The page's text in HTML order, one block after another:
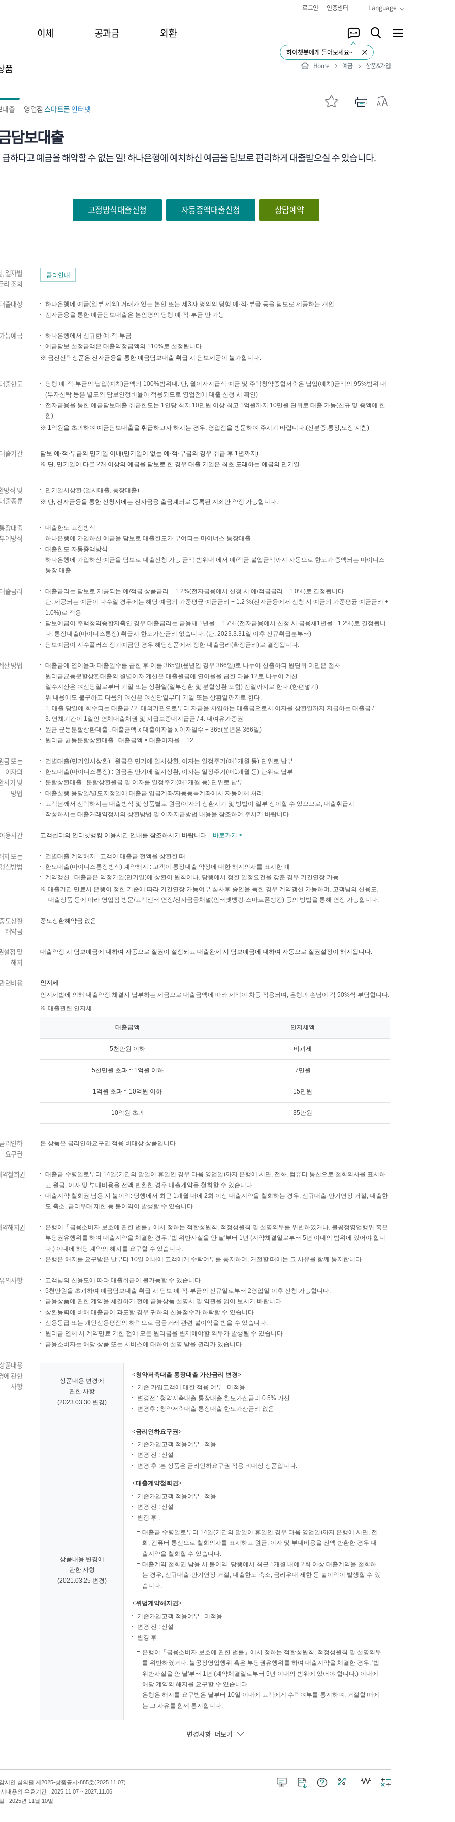
로그인 인증센터 Language
이체 공과금 외환
품
하이챗봇에게 물어보세요~
Home
예금 상품&가입
대출 영업점 스마트폰 인터넷
담보대출
하다고 예금을 해약할 수 없는 일! 하나은행에 예치하신 예금을 담보로 편리하게 대출받으실 수 있습니다.
고정방식대출신청 자동증액대출신청 상담예약
일자별
리 조회
금리안내
출대상
하나은행에 예금(일부 제외) 거래가 있는 본인 또는 제3자 명의의 당행 예·적·부금 등을 담보로 제공하는 개인
전자금융을 통한 예금담보대출은 본인명의 당행 예·적·부금 만 가능
능예금
하나은행에서 신규한 예·적·부금
예금담보 설정금액은 대출약정금액의 110%로 설정됩니다.
※ 금전신탁상품은 전자금융을 통한 예금담보대출 취급 시 담보제공이 불가합니다.
출한도
당행 예·적·부금의 납입(예치)금액의 100%범위내. 단, 월이자지급식 예금 및 주택청약종합저축은 납입(예치)금액의 95%범위 내
(투자신탁 등은 별도의 담보인정비율이 적용되므로 영업점에 대출 신청 시 확인)
전자금융을 통한 예금담보대출 취급한도는 1인당 최저 10만원 이상 최고 1억원까지 10만원 단위로 대출 가능(신규 및 증액에 한
함)
※ 1억원을 초과하여 예금담보대출을 취급하고자 하시는 경우, 영업점을 방문하여 주시기 바랍니다.(신분증,통장,도장 지참)
출기간
담보 예·적·부금의 만기일 이내(만기일이 없는 예·적·부금의 경우 취급 후 1년까지)
※ 단, 만기일이 다른 2개 이상의 예금을 담보로 한 경우 대출 기일은 최초 도래하는 예금의 만기일
방식 및
출종류
만기일시상환 (일시대출, 통장대출)
※ 단, 전자금융을 통한 신청시에는 전자금융 출금계좌로 등록된 계좌만 약정 가능합니다.
장대출
여방식
대출한도 고정방식
하나은행에 가입하신 예금을 담보로 대출한도가 부여되는 마이너스 통장대출
대출한도 자동증액방식
하나은행에 가입하신 예금을 담보로 대출신청 가능 금액 범위내 에서 예/적금 불입금액까지 자동으로 한도가 증액되는 마이너스
통장 대출
출금리
대출금리는 담보로 제공되는 예/적금 상품금리 + 1.2%(전자금융에서 신청 시 예/적금금리 + 1.0%)로 결정됩니다.
단, 제공되는 예금이 다수일 경우에는 해당 예금의 가중평균 예금금리 + 1.2 %(전자금융에서 신청 시 예금의 가중평균 예금금리 +
1.0%)로 적용
담보예금이 주택청약종합저축인 경우 대출금리는 금융채 1년물 + 1.7% (전자금융에서 신청 시 금융채1년물 +1.2%)로 결정됩니
다. 통장대출(마이너스통장) 취급시 한도가산금리 없습니다. (단, 2023.3.31일 이후 신규취급분부터)
담보예금이 지수플러스 정기예금인 경우 해당상품에서 정한 대출금리(확정금리)로 결정됩니다.
산 방법
대출금에 연이율과 대출일수를 곱한 후 이를 365일(윤년인 경우 366일)로 나누어 산출하되 원단위 미만은 절사
원리금균등분할상환대출의 월별이자 계산은 대출원금에 연이율을 곱한 다음 12로 나누어 계산
일수계산은 여신당일로부터 기일 또는 상환일(일부상환 및 분할상환 포함) 전일까지로 한다.(한편넣기)
위 내용에도 불구하고 다음의 여신은 여신당일부터 기일 또는 상환일까지로 한다.
1. 대출 당일에 회수되는 대출금 / 2. 대외기관으로부터 자금을 차입하는 대출금으로서 이자를 상환일까지 지급하는 대출금 /
3. 연체기간이 1일인 연체대출채권 및 지급보증대지급금 / 4. 대여유가증권
원금 균등분할상환대출 : 대출금액 x 대출이자율 x 이자일수 ÷ 365(윤년은 366일)
원리금 균등분할상환대출 : 대출금액 × 대출이자율 ÷ 12
금 또는
이자의
시기 및
방법
건별대출(만기일시상환) : 원금은 만기에 일시상환, 이자는 일정주기(매1개월 등) 단위로 납부
한도대출(마이너스통장) : 원금은 만기에 일시상환, 이자는 일정주기(매1개월 등) 단위로 납부
분할상환대출 : 분할상환원금 및 이자를 일정주기(매1개월 등) 단위로 납부
대출실행 응당일/별도지정일에 대출금 입금계좌/자동등록계좌에서 자동이체 처리
고객님께서 선택하시는 대출방식 및 상품별로 원금/이자의 상환시기 및 방법이 일부 상이할 수 있으므로, 대출취급시
작성하시는 대출거래약정서의 상환방법 및 이자지급방법 내용을 참조하여 주시기 바랍니다.
용시간 고객센터의 인터넷뱅킹 이용시간 안내를 참조하시기 바랍니다. 바로가기 >
지 또는
신방법
건별대출 계약해지 : 고객이 대출금 전액을 상환한 때
한도대출(마이너스통장방식) 계약해지 : 고객이 통장대출 약정에 대한 해지의사를 표시한 때
계약갱신 : 대출금은 약정기일(만기일)에 상환이 원칙이나, 당행에서 정한 일정요건을 갖춘 경우 기간연장 가능
※ 대출기간 만료시 은행이 정한 기준에 따라 기간연장 가능여부 심사후 승인을 득한 경우 계약갱신 가능하며, 고객님의 신용도,
대출상품 등에 따라 영업점 방문/고객센터 연장/전자금융채널(인터넷뱅킹·스마트폰뱅킹) 등의 방법을 통해 연장 가능합니다.
도상환
해약금
중도상환해약금 없음
설정 및
해지
대출약정 시 담보예금에 대하여 자동으로 질권이 설정되고 대출완제 시 담보예금에 대하여 자동으로 질권설정이 해지됩니다.
련비용
인지세
인지세법에 의해 대출약정 체결시 납부하는 세금으로 대출금액에 따라 세액이 차등 적용되며, 은행과 손님이 각 50%씩 부담합니다.
※ 대출관련 인지세
대출금액 인지세액
5천만원 이하 비과세
5천만원 초과 ~ 1억원 이하 7만원
1억원 초과 ~ 10억원 이하 15만원
10억원 초과 35만원
리인하
요구권
본 상품은 금리인하요구권 적용 비대상 상품입니다.
철회권
대출금 수령일로부터 14일(기간의 말일이 휴일인 경우 다음 영업일)까지 은행에 서면, 전화, 컴퓨터 통신으로 철회의사를 표시하
고 원금, 이자 및 부대비용을 전액 반환한 경우 대출계약을 철회할 수 있습니다.
대출계약 철회권 남용 시 불이익: 당행에서 최근 1개월 내에 2회 이상 대출계약을 철회하는 경우, 신규대출·만기연장 거절, 대출한
도 축소, 금리우대 제한 등 불이익이 발생할 수 있습니다.
해지권
은행이「금융소비자 보호에 관한 법률」에서 정하는 적합성원칙, 적정성원칙 및 설명의무를 위반하였거나, 불공정영업행위 혹은
부당권유행위를 하여 대출계약을 체결한 경우, '법 위반사실을 안 날'부터 1년 (계약체결일로부터 5년 이내의 범위에 있어야 합니
다.) 이내에 해당 계약의 해지를 요구할 수 있습니다.
은행은 해지를 요구받은 날부터 10일 이내에 고객에게 수락여부를 통지하며, 거절할 때에는 그 사유를 함께 통지합니다.
의사항
고객님의 신용도에 따라 대출취급이 불가능할 수 있습니다.
5천만원을 초과하여 예금담보대출 취급 시 담보 예·적·부금의 신규일로부터 2영업일 이후 신청 가능합니다.
금융상품에 관한 계약을 체결하기 전에 금융상품 설명서 및 약관을 읽어 보시기 바랍니다.
상환능력에 비해 대출금이 과도할 경우 귀하의 신용점수가 하락할 수 있습니다.
신용등급 또는 개인신용평점의 하락으로 금융거래 관련 불이익을 받을 수 있습니다.
원리금 연체 시 계약만료 기한 전에 모든 원리금을 변제해야할 의무가 발생될 수 있습니다.
금융소비자는 해당 상품 또는 서비스에 대하여 설명 받을 권리가 있습니다.
품내용
에 관한
사항
상품내용 변경에
관한 사항
(2023.03.30 변경)
<청약저축대출 통장대출 가산금리 변경>
기존 가입고객에 대한 적용 여부 : 미적용
변경전 : 청약저축대출 통장대출 한도가산금리 0.5% 가산
변경후 : 청약저축대출 통장대출 한도가산금리 없음
상품내용 변경에
관한 사항
(2021.03.25 변경)
<금리인하요구권>
기존가입고객 적용여부 : 적용
변경 전 : 신설
변경 후 :본 상품은 금리인하요구권 적용 비대상 상품입니다.
<대출계약철회권>
기존가입고객 적용여부 : 적용
변경 전 : 신설
변경 후 :
대출금 수령일로부터 14일(기간의 말일이 휴일인 경우 다음 영업일)까지 은행에 서면, 전
화, 컴퓨터 통신으로 철회의사를 표시하고 원금, 이자 및 부대비용을 전액 반환한 경우 대
출계약을 철회할 수 있습니다.
대출계약 철회권 남용 시 불이익: 당행에서 최근 1개월 내에 2회 이상 대출계약을 철회하
는 경우, 신규대출·만기연장 거절, 대출한도 축소, 금리우대 제한 등 불이익이 발생할 수 있
습니다.
<위법계약해지권>
기존가입고객 적용여부 : 미적용
변경 전 : 신설
변경 후 :
은행이「금융소비자 보호에 관한 법률」에서 정하는 적합성원칙, 적정성원칙 및 설명의무
를 위반하였거나, 불공정영업행위 혹은 부당권유행위를 하여 대출계약을 체결한 경우, '법
위반사실을 안 날'부터 1년 (계약체결일로부터 5년 이내의 범위에 있어야 합니다.) 이내에
해당 계약의 해지를 요구할 수 있습니다.
은행은 해지를 요구받은 날부터 10일 이내에 고객에게 수락여부를 통지하며, 거절할 때에
는 그 사유를 함께 통지합니다.
시인 심의필 제2025-상품공시-885호(2025.11.07)
내용의 유효기간 : 2025.11.07 ~ 2027.11.06
: 2025년 11월 10일